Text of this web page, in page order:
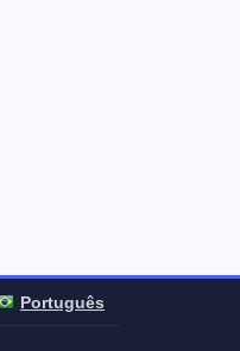
Português